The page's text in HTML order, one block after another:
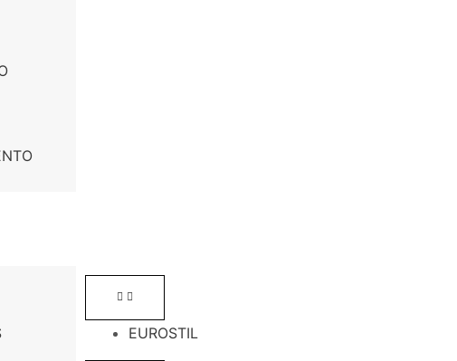
EUROSTIL